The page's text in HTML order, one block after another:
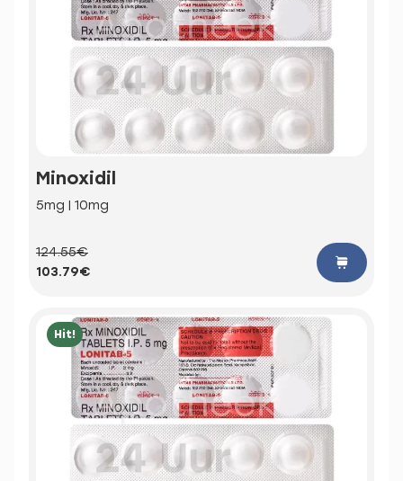
Minoxidil
5mg | 10mg
124.55€
103.79€
Hit!